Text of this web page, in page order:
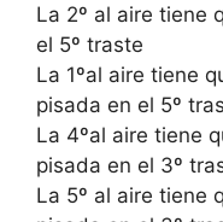
La 2º al aire tiene
el 5º traste
La 1ºal aire tiene
pisada en el 5º
La 4ºal aire tiene
pisada en el 3º
La 5º al aire tiene